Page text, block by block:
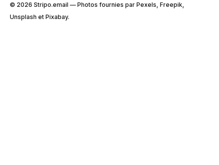
© 2026 Stripо.email — Photos fournies par Pexels, Freepik,
Unsplash et Pixabay.